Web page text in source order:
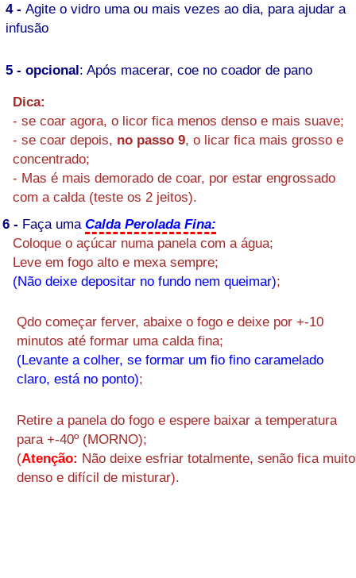
4 -Agite o vidro uma ou mais vezes ao dia, para ajudar a
infusão
5 - opcional: Após macerar, coe no coador de pano
Dica:
- se coar agora, o licor fica menos denso e mais suave;
- se coar depois, no passo 9, o licar fica mais grosso e
concentrado;
- Mas é mais demorado de coar, por estar engrossado
com a calda (teste os 2 jeitos).
6 - Faça uma Calda Perolada Fina:
Coloque o açúcar numa panela com a água;
Leve em fogo alto e mexa sempre;
(Não deixe depositar no fundo nem queimar);
Qdo começar ferver, abaixe o fogo e deixe por +-10
minutos até formar uma calda fina;
(Levante a colher, se formar um fio fino caramelado
claro, está no ponto);
Retire a panela do fogo e espere baixar a temperatura
para +-40º (MORNO);
(Atenção: Não deixe esfriar totalmente, senão fica muito
denso e difícil de misturar).